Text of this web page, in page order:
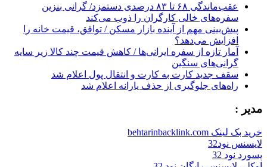
عقب‌ماندگی ۶۸ تا ۸۳ درصدی دستمزد/ گرانی بنزین
سفره‌های خالی کارگران را ذوب می‌کند
پیش‌بینی مهم از آینده بازار مسکن / توافق، قیمت خانه را
افزایش می‌دهد؟
آمار تازه از سفره ایرانی‌ها / کاهش قیمت چند کالا زیر سایه
گرانی‌های سنگین
سقف جدید کارت به کارت و انتقال پول اعلام شد
راه‌های جلوگیری از حذف یارانه اعلام شد
مدیر :
خرید بک لینک behtarinbacklink.com
لایسنس نود32
پسورد نود 32